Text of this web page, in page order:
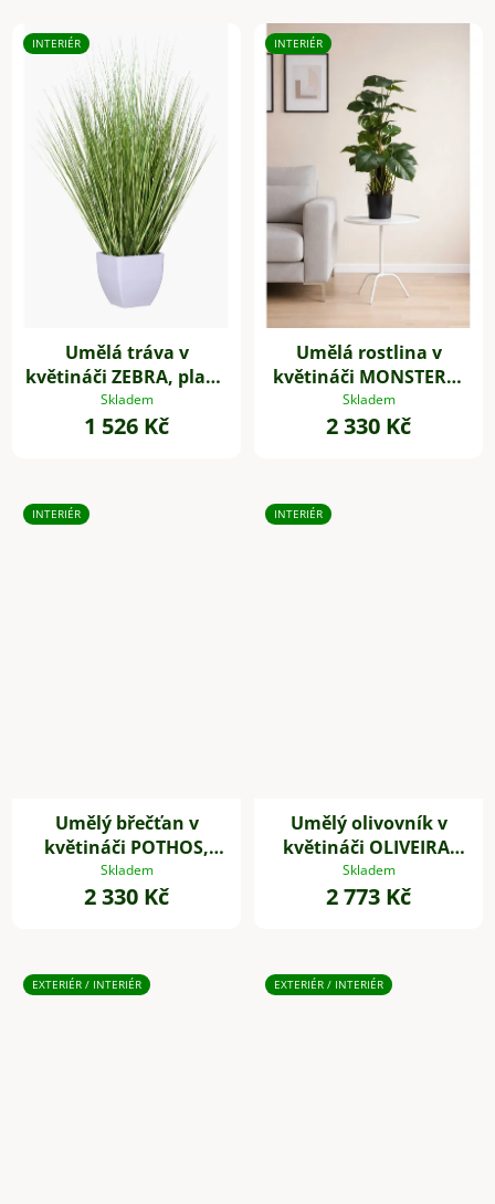
INTERIÉR
Umělá tráva v
květináči ZEBRA, plast,
výška 80 cm, zelená
Skladem
1 526 Kč
INTERIÉR
Umělá rostlina v
květináči MONSTERA,
plast, výška 85 cm,
zelená
Skladem
2 330 Kč
INTERIÉR
Umělý břečťan v
květináči POTHOS,
výška 85 cm, plast,
zelený
Skladem
2 330 Kč
INTERIÉR
Umělý olivovník v
květináči OLIVEIRA,
plast, výška 60 cm
Skladem
2 773 Kč
EXTERIÉR / INTERIÉR EXTERIÉR / INTERIÉR